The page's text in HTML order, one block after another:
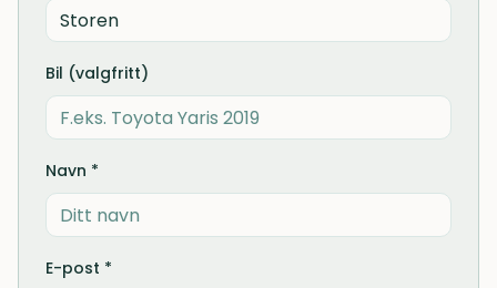
Bil (valgfritt)
Navn *
E-post *